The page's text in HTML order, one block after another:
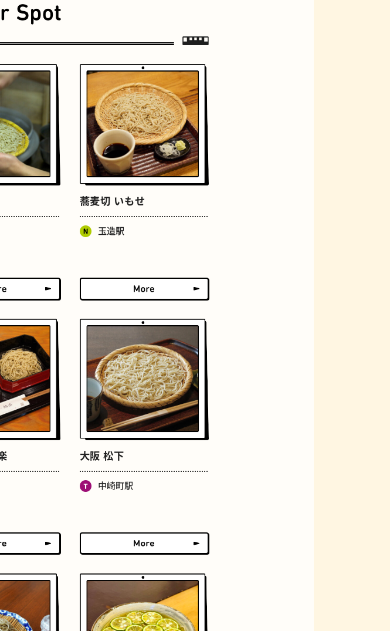
文学碑 ジェラート
ストリートアート グラススイーツ
蕎麦切 いもせ
玉造駅
大阪 松下
中崎町駅